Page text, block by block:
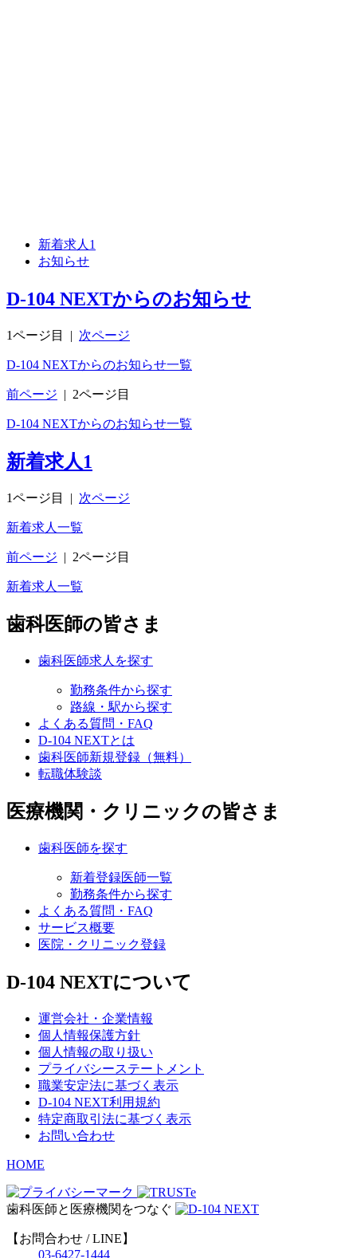
新着求人1
お知らせ
D-104 NEXTからのお知らせ
1ページ目 | 次ページ
D-104 NEXTからのお知らせ一覧
前ページ | 2ページ目
D-104 NEXTからのお知らせ一覧
新着求人1
1ページ目 | 次ページ
新着求人一覧
前ページ | 2ページ目
新着求人一覧
歯科医師の皆さま
歯科医師求人を探す
勤務条件から探す
路線・駅から探す
よくある質問・FAQ
D-104 NEXTとは
歯科医師新規登録（無料）
転職体験談
医療機関・クリニックの皆さま
歯科医師を探す
新着登録医師一覧
勤務条件から探す
よくある質問・FAQ
サービス概要
医院・クリニック登録
D-104 NEXTについて
運営会社・企業情報
個人情報保護方針
個人情報の取り扱い
プライバシーステートメント
職業安定法に基づく表示
D-104 NEXT利用規約
特定商取引法に基づく表示
お問い合わせ
HOME
歯科医師と医療機関をつなぐ
【お問合わせ / LINE】
03-6427-1444